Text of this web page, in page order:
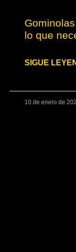
lo que
SIGUE
10 de enero de